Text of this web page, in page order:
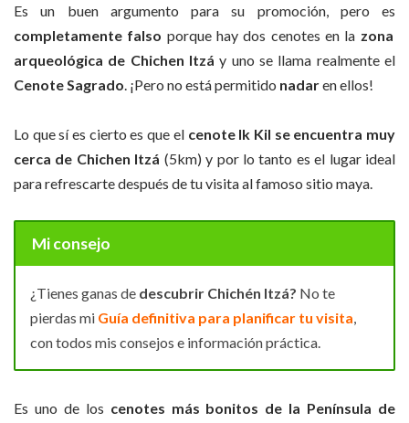
Es un buen argumento para su promoción, pero es
completamente falso porque hay dos cenotes en la zona
arqueológica de Chichen Itzá y uno se llama realmente el
Cenote Sagrado . ¡Pero no está permitido nadaren ellos!
Lo que sí es cierto es que el cenote Ik Kil se encuentra muy
cerca de Chichen Itzá (5km) y por lo tanto es el lugar ideal
para refrescarte después de tu visita al famoso sitio maya.
Mi consejo
¿Tienes ganas de descubrir Chichén Itzá? No te
pierdas mi Guía definitiva para planificar tu visita,
con todos mis consejos e información práctica.
Es uno de los cenotes más bonitos de la Península de